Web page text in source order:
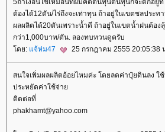
5ถ้าเงื่อนไขเหมือนที่ผมคิดต้นทุนต้นทุนก็จะตกอยู่ที่
ต้องได้12ตัน/ไร่ถึงจะเท่าทุน ถ้าอยู่ในเขตชลประท
ผลผลิตได้20ตันเพราะน้ำดี ถ้าอยู่ในเขตน้ำฝนต้อง
กว่า1,000บาท/ตัน. ลองทบทวนดูครับ
ดย: จ้ห่ม47 25 กรกฎาคม 2555 20:05:38
สนใจเพิ่มผลผลิตอ้อยไหมค่ะ โดยลดค่าปุ๋ยดินลง ใ
ประหยัดค่าใช้จ่า
ติดต่อที่
phakhamt@yahoo.com